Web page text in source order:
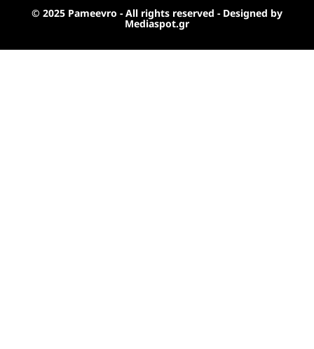
© 2025 Pameevro - All rights reserved - Designed by
Mediaspot.gr